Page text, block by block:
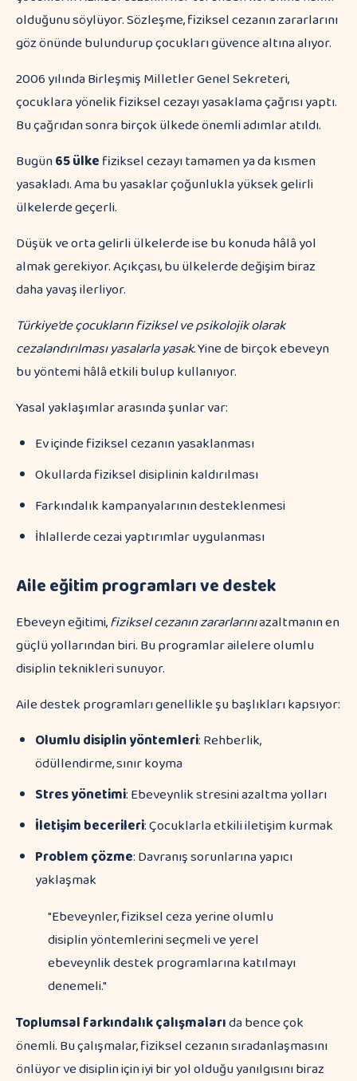
olduğunu söylüyor. Sözleşme, fiziksel cezanın zararlarını
göz önünde bulundurup çocukları güvence altına alıyor.
2006 yılında Birleşmiş Milletler Genel Sekreteri,
çocuklara yönelik fiziksel cezayı yasaklama çağrısı yaptı.
Bu çağrıdan sonra birçok ülkede önemli adımlar atıldı.
Bugün65 ülkefiziksel cezayı tamamen ya da kısmen
yasakladı. Ama bu yasaklar çoğunlukla yüksek gelirli
ülkelerde geçerli.
Düşük ve orta gelirli ülkelerde ise bu konuda hâlâ yol
almak gerekiyor. Açıkçası, bu ülkelerde değişim biraz
daha yavaş ilerliyor.
Türkiye'de çocukların fiziksel ve psikolojik olarak
cezalandırılması yasalarla yasak.Yine de birçok ebeveyn
bu yöntemi hâlâ etkili bulup kullanıyor.
Yasal yaklaşımlar arasında şunlar var:
Ev içinde fiziksel cezanın yasaklanması
Okullarda fiziksel disiplinin kaldırılması
Farkındalık kampanyalarının desteklenmesi
İhlallerde cezai yaptırımlar uygulanması
Aile eğitim programları ve destek
Ebeveyn eğitimi,fiziksel cezanın zararlarınıazaltmanın en
güçlü yollarından biri. Bu programlar ailelere olumlu
disiplin teknikleri sunuyor.
Aile destek programları genellikle şu başlıkları kapsıyor:
Olumlu disiplin yöntemleri: Rehberlik,
ödüllendirme, sınır koyma
Stres yönetimi: Ebeveynlik stresini azaltma yolları
İletişim becerileri: Çocuklarla etkili iletişim kurmak
Problem çözme: Davranış sorunlarına yapıcı
yaklaşmak
"Ebeveynler, fiziksel ceza yerine olumlu
disiplin yöntemlerini seçmeli ve yerel
ebeveynlik destek programlarına katılmayı
denemeli."
Toplumsal farkındalık çalışmalarıda bence çok
önemli. Bu çalışmalar, fiziksel cezanın sıradanlaşmasını
önlüyor ve disiplin için iyi bir yol olduğu yanılgısını biraz